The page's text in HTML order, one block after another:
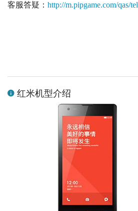
客服答疑： http://m.pipgame.com/qas/tel
红米机型介绍